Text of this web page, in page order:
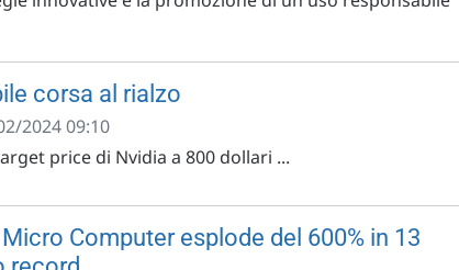
corsa al rialzo
2024 09:10
price di Nvidia a 800 dollari ...
Computer esplode del 600% in 13